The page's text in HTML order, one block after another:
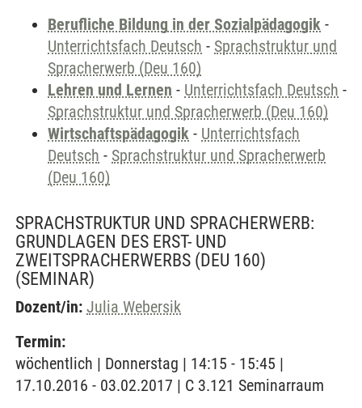
Berufliche Bildung in der Sozialpädagogik -
Unterrichtsfach Deutsch - Sprachstruktur und
Spracherwerb (Deu 160)
Lehren und Lernen - Unterrichtsfach Deutsch -
Sprachstruktur und Spracherwerb (Deu 160)
Wirtschaftspädagogik - Unterrichtsfach
Deutsch - Sprachstruktur und Spracherwerb
(Deu 160)
SPRACHSTRUKTUR UND SPRACHERWERB:
GRUNDLAGEN DES ERST- UND
ZWEITSPRACHERWERBS (DEU 160)
(SEMINAR)
Dozent/in: Julia Webersik
Termin:
wöchentlich | Donnerstag | 14:15 - 15:45 |
17.10.2016 - 03.02.2017 | C 3.121 Seminarraum